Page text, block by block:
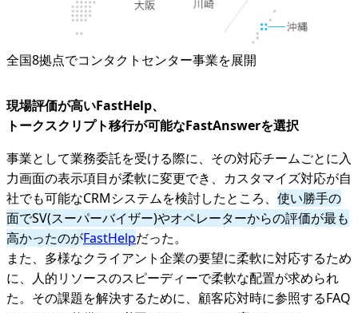
全国8拠点でコンタクトセンター事業を展開
現場評価が高いFastHelp、
トークスクリプト移行が可能なFastAnswerを選択
事業として業務委託を受ける際に、その対応チームごとに入
力画面の表示項目が柔軟に変更でき、カスタマイズ対応が自
社でも可能なCRMシステムを検討したところ、 使い勝手の
面でSV(スーパーバイザー)やオペレーターからの評価が最も
高かったのがFastHelpだった。
また、多様なクライアント企業の要望に柔軟に対応するため
に、人的リソースのスピーディーで柔軟な配置が求められ
た。その課題を解決するために、顧客応対時に参照するFAQ